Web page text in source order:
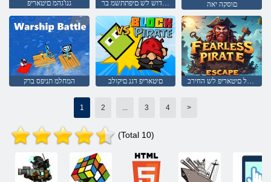
גנו'גהמ םיטאריפ חתות ידדוש לש םיפתתשמ בר םוסקה יאה
המחלמ תניפס ברק םיטאריפ דגנ םיקולב דחפ אלל םיטאריפ לש החירב
1 2 ... 3 4 >
(Total 10)